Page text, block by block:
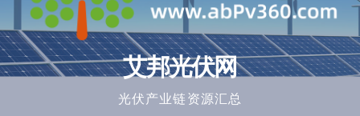
艾邦光伏网
光伏产业链资源汇总